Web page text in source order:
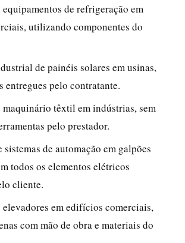
de refrigeração em
utilizando componentes do
de painéis solares em usinas,
entregues pelo contratante.
maquinário têxtil em indústrias, sem
pelo prestador.
de automação em galpões
todos os elementos elétricos
cliente.
elevadores em edifícios comerciais,
com mão de obra e materiais do